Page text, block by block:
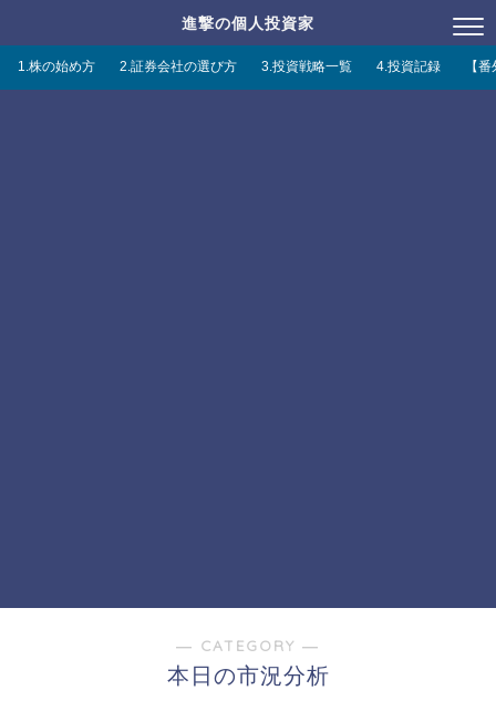
進撃の個人投資家
1.株の始め方 2.証券会社の選び方 3.投資戦略一覧 4.投資記録 【
― CATEGORY ―
本日の市況分析